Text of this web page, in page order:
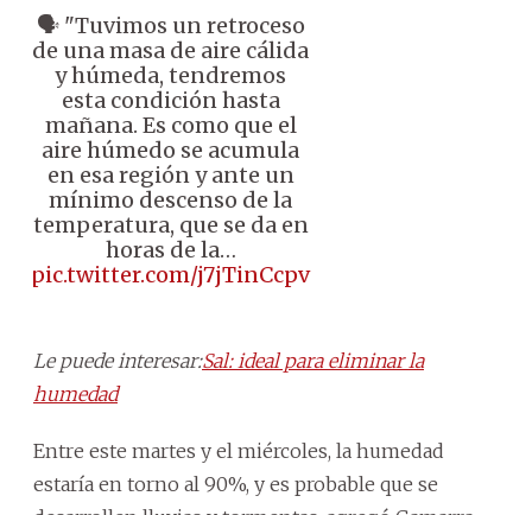
🗣️ "Tuvimos un retroceso
de una masa de aire cálida
y húmeda, tendremos
esta condición hasta
mañana. Es como que el
aire húmedo se acumula
en esa región y ante un
mínimo descenso de la
temperatura, que se da en
horas de la…
pic.twitter.com/j7jTinCcpv
Le puede interesar:Sal: ideal para eliminar la
humedad
Entre este martes y el miércoles, la humedad
estaría en torno al 90%, y es probable que se